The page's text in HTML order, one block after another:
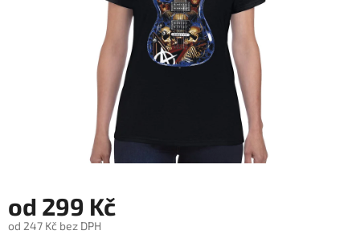
od 299 Kč
od 247 Kč bez DPH